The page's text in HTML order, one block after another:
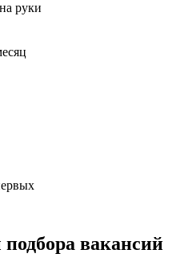
на руки
вакансий